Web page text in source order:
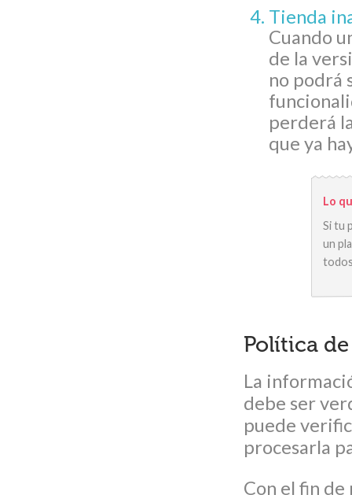
Tienda
Cuando
de la
no podrá
perderá
que ya
Lo
Si tu
un
Política
La
debe ser
puede
procesarla
Con el fin